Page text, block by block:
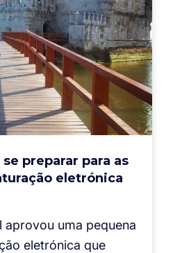
preparar para as
eletrónica
aprovou uma pequena
eletrónica que